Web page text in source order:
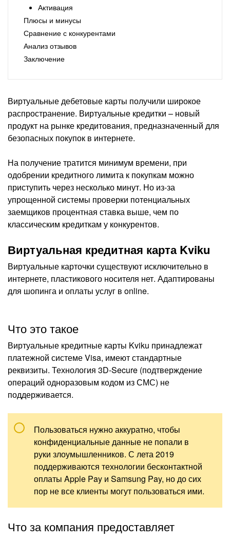
Активация
Плюсы и минусы
Сравнение с конкурентами
Анализ отзывов
Заключение
Виртуальные дебетовые карты получили широкое
распространение. Виртуальные кредитки – новый
продукт на рынке кредитования, предназначенный для
безопасных покупок в интернете.
На получение тратится минимум времени, при
одобрении кредитного лимита к покупкам можно
приступить через несколько минут. Но из-за
упрощенной системы проверки потенциальных
заемщиков процентная ставка выше, чем по
классическим кредиткам у конкурентов.
Виртуальная кредитная карта Kviku
Виртуальные карточки существуют исключительно в
интернете, пластикового носителя нет. Адаптированы
для шопинга и оплаты услуг в online.
Что это такое
Виртуальные кредитные карты Kviku принадлежат
платежной системе Visa, имеют стандартные
реквизиты. Технология 3D-Secure (подтверждение
операций одноразовым кодом из СМС) не
поддерживается.
Пользоваться нужно аккуратно, чтобы
конфиденциальные данные не попали в
руки злоумышленников. С лета 2019
поддерживаются технологии бесконтактной
оплаты Apple Pay и Samsung Pay, но до сих
пор не все клиенты могут пользоваться ими.
Что за компания предоставляет